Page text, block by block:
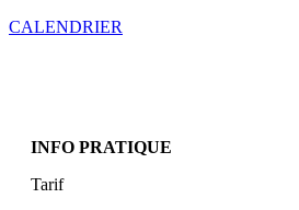
CALENDRIER
INFO PRATIQUE
Tarif